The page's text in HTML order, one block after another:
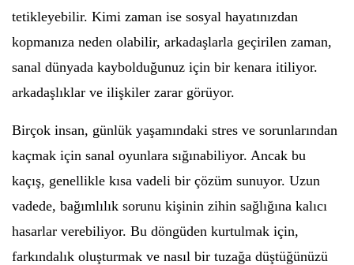
tetikleyebilir. Kimi zaman ise sosyal hayatınızdan
kopmanıza neden olabilir, arkadaşlarla geçirilen zaman,
sanal dünyada kaybolduğunuz için bir kenara itiliyor.
arkadaşlıklar ve ilişkiler zarar görüyor.
Birçok insan, günlük yaşamındaki stres ve sorunlarından
kaçmak için sanal oyunlara sığınabiliyor. Ancak bu
kaçış, genellikle kısa vadeli bir çözüm sunuyor. Uzun
vadede, bağımlılık sorunu kişinin zihin sağlığına kalıcı
hasarlar verebiliyor. Bu döngüden kurtulmak için,
farkındalık oluşturmak ve nasıl bir tuzağa düştüğünüzü